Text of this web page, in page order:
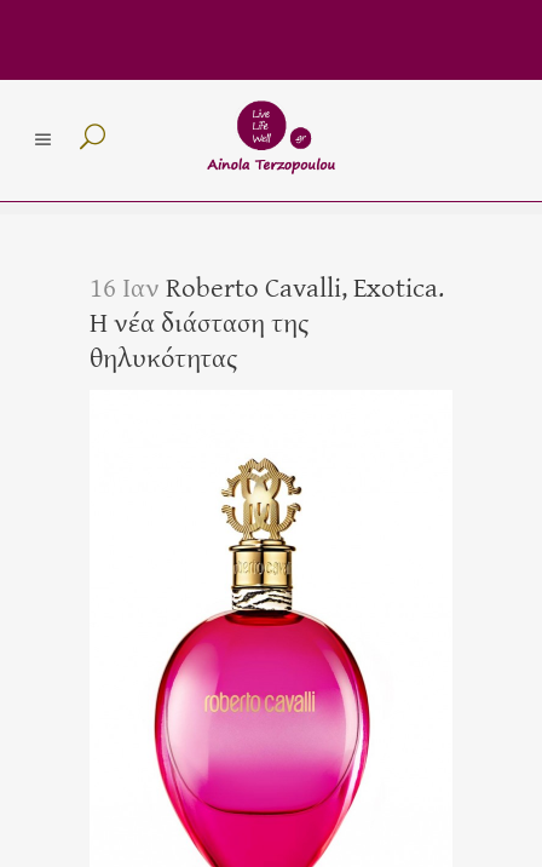
16 ΙανRoberto Cavalli, Exotica.
Η νέα διάσταση της
θηλυκότητας